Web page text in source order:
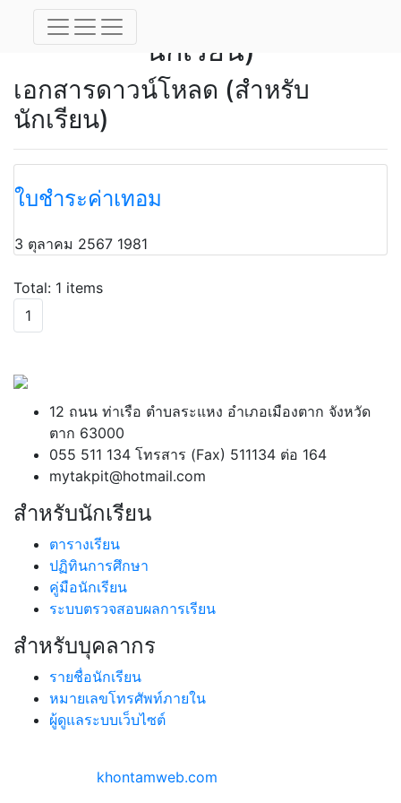
เอกสารดาวน์โหลด (สำหรับ
นักเรียน)
เอกสารดาวน์โหลด (สำหรับ
นักเรียน)
ใบชำระค่าเทอม
3 ตุลาคม 2567 1981
Total: 1 items
1
12 ถนน ท่าเรือ ตำบลระแหง อำเภอเมืองตาก จังหวัด
ตาก 63000
055 511 134 โทรสาร (Fax) 511134 ต่อ 164
mytakpit@hotmail.com
สำหรับนักเรียน
ตารางเรียน
ปฏิทินการศึกษา
คู่มือนักเรียน
ระบบตรวจสอบผลการเรียน
สำหรับบุคลากร
รายชื่อนักเรียน
หมายเลขโทรศัพท์ภายใน
ผู้ดูแลระบบเว็บไซต์
khontamweb.com